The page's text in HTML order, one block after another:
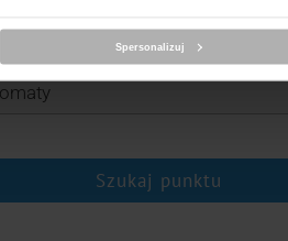
Spersonalizuj
Szukaj punktu